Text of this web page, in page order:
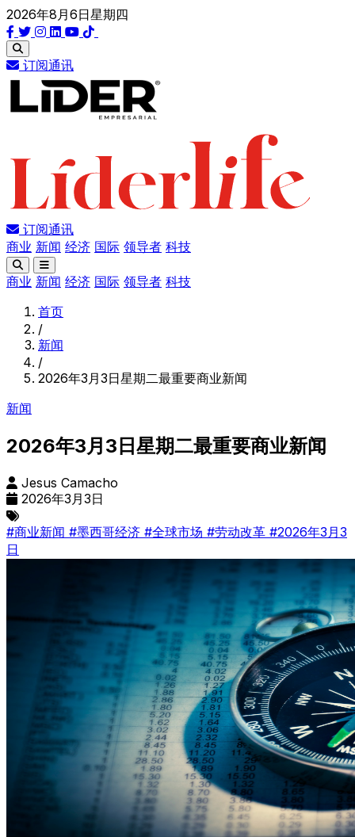
2026年8月6日星期四
订阅通讯
订阅通讯
商业 新闻 经济 国际 领导者 科技
商业 新闻 经济 国际 领导者 科技
首页
/
新闻
/
2026年3月3日星期二最重要商业新闻
新闻
2026年3月3日星期二最重要商业新闻
Jesus Camacho
2026年3月3日
#商业新闻 #墨西哥经济 #全球市场 #劳动改革 #2026年3月3
日